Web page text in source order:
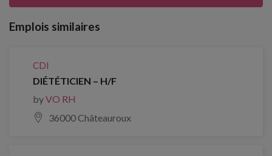
Emplois similaires
CDI
DIÉTÉTICIEN – H/F
byVO RH
36000 Châteauroux